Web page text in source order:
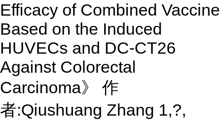
Efficacy of Combined Vaccine
Based on the Induced
HUVECs and DC-CT26
Against Colorectal
Carcinoma》 作
者:Qiushuang Zhang 1,?,